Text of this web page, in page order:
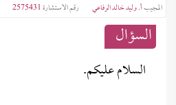
المجيبأ‌. وليد خالد الرفاعي رقم الاستشارة2575431
السؤال
السلام عليكم.